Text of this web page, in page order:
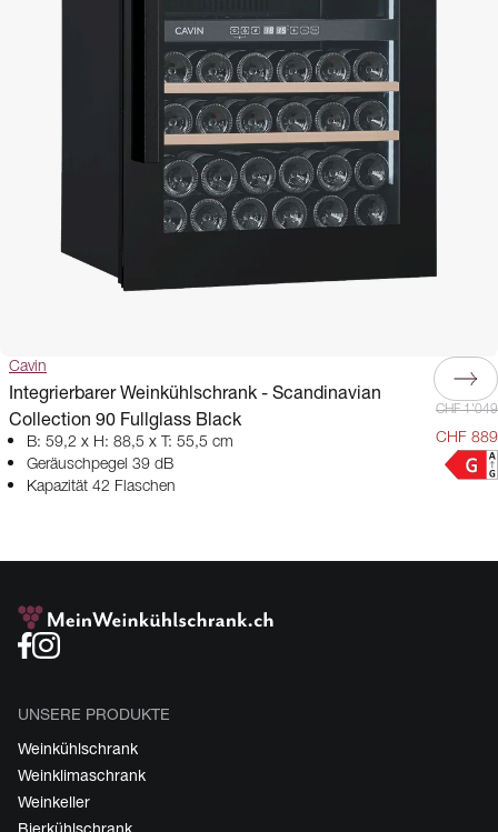
Cavin
Integrierbarer Weinkühlschrank - Scandinavian
Collection 90 Fullglass Black
B: 59,2 x H: 88,5 x T: 55,5 cm
Geräuschpegel 39 dB
Kapazität 42 Flaschen
CHF 1'049
CHF 889
UNSERE PRODUKTE
Weinkühlschrank
Weinklimaschrank
Weinkeller